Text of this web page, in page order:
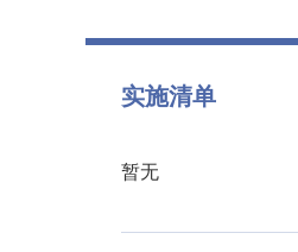
实施清单
暂无